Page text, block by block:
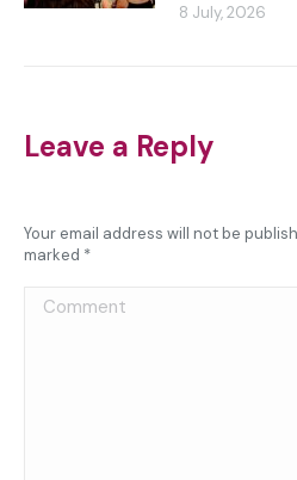
8 July, 2026
Leave a Reply
Your email address will not be
marked *
Comment